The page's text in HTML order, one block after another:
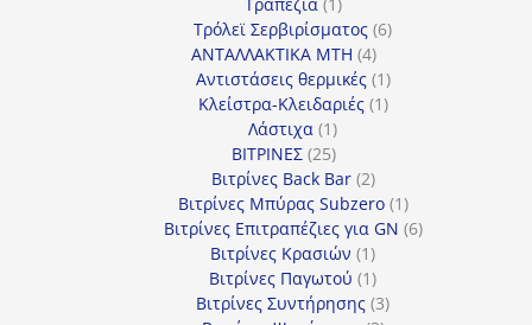
προϊόν
Τρόλεϊ Σερβιρίσματος 66
ΑΝΤΑΛΛΑΚΤΙΚΑ MTH 44
προϊόντα
Αντιστάσεις θερμικές 11
προϊόν
Κλείστρα-Κλειδαριές 11
Λάστιχα 11
προϊόν
ΒΙΤΡΙΝΕΣ 2525
προϊόντα
Βιτρίνες Back Bar 22
προϊόντα
Βιτρίνες Mπύρας Subzero 11
προϊόν
Βιτρίνες Επιτραπέζιες για GN 66
Βιτρίνες Κρασιών 11
προϊόν
Βιτρίνες Παγωτού 11
προϊόν
Βιτρίνες Συντήρησης 33